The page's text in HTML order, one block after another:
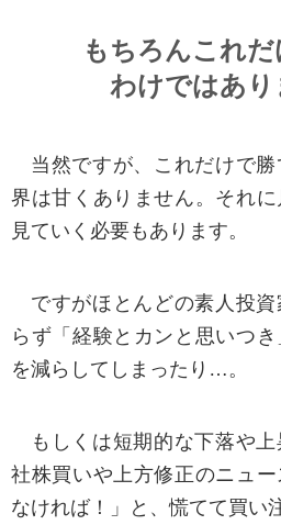
スには、クッキーなしでは
り利用できないこともあり
本サイトでは、訪れたユ
動的に取得し、Google を含
よる行動ターゲティングと
とのあるユーザーを見つけ
おります。
使いのブラウザの「ヘルプ
り、 Cookie の送受信に関
ことで、Cookie の使用から
もちろんこれ
わけではあり
当然ですが、これだけで
界は甘くありません。それ
見ていく必要もあります。
ですがほとんどの素人投
らず「経験とカンと思いつ
を減らしてしまったり…。
もしくは短期的な下落や
社株買いや上方修正のニュ
なければ！」と、慌てて買い